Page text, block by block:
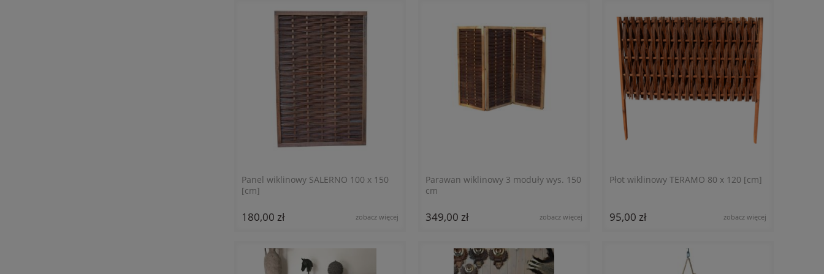
Panel wiklinowy SALERNO 100 x 150
[cm]
180,00 zł zobacz więcej
Parawan wiklinowy 3 moduły wys. 150
cm
349,00 zł zobacz więcej
Płot wiklinowy TERAMO 80 x 120 [cm]
95,00 zł zobacz więcej